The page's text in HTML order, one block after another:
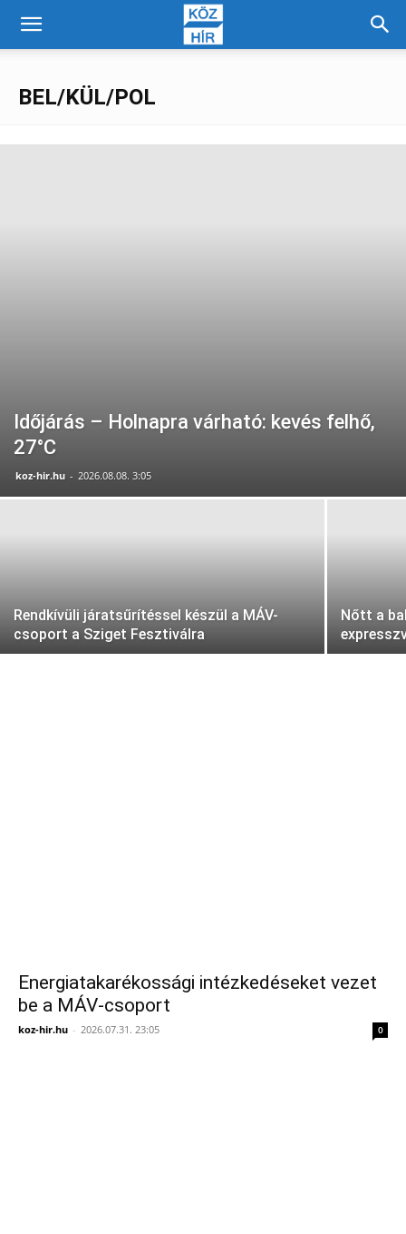
BEL/KÜL/POL
Időjárás – Holnapra várható: kevés felhő,
27°C
koz-hir.hu - 2026.08.08. 3:05
Rendkívüli járatsűrítéssel készül a MÁV-
csoport a Sziget Fesztiválra
Nőtt a
Energiatakarékossági intézkedéseket vezet
be a MÁV-csoport
koz-hir.hu - 2026.07.31. 23:05 0